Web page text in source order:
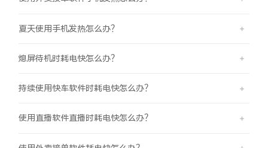
夏天使用手机发热怎么办？
熄屏待机时耗电快怎么办？
持续使用快车软件时耗电快怎么办？
使用直播软件直播时耗电快怎么办？